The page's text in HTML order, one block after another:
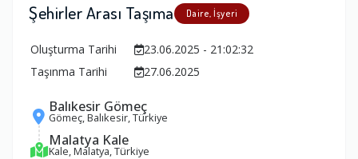
Şehirler Arası Taşıma Daire, İşyeri
Oluşturma Tarihi
23.06.2025 - 21:02:32
Taşınma Tarihi
27.06.2025
Balıkesir Gömeç
Gömeç, Balıkesir, Türkiye
Malatya Kale
Kale, Malatya, Türkiye